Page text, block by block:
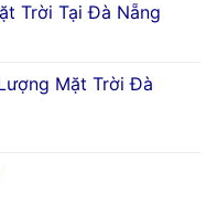
Trời Tại Đà Nẵng
Mặt Trời Đà